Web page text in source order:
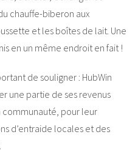
chauffe-biberon aux
et les boîtes de lait. Une
en un même endroit en fait !
de souligner : HubWin
une partie de ses revenus
pour leur
d’entraide locales et des